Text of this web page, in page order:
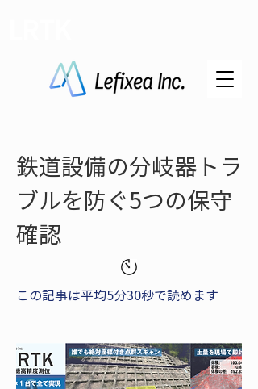
鉄道設備の分岐器トラ
ブルを防ぐ5つの保守
確認
この記事は平均5分30秒で読めます